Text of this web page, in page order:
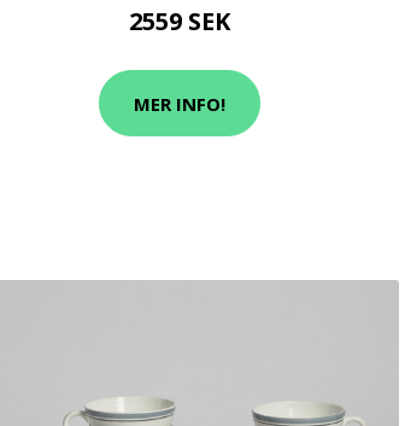
2559 SEK
MER INFO!